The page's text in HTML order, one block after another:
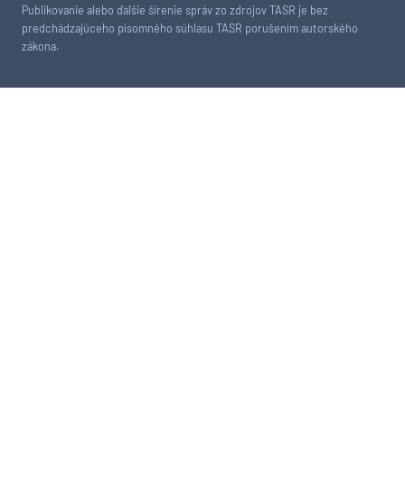
Publikovanie alebo ďalšie šírenie správ zo zdrojov TASR je bez
predchádzajúceho písomného súhlasu TASR porušením autorského
zákona.